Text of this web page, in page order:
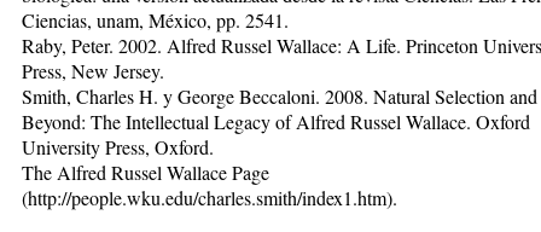
Ciencias, unam, México, pp. 2541.
Raby, Peter. 2002. Alfred Russel Wallace: A Life. Princeton
Press, New Jersey.
Smith, Charles H. y George Beccaloni. 2008. Natural Selection and
Beyond: The Intellectual Legacy of Alfred Russel Wallace. Oxford
University Press, Oxford.
The Alfred Russel Wallace Page
(http://people.wku.edu/charles.smith/index1.htm).